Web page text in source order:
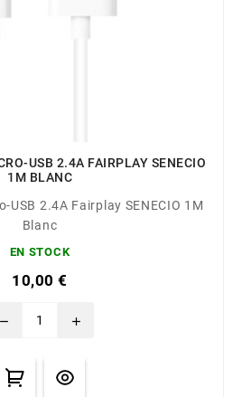
USB 2.4A FAIRPLAY SENECIO
1M BLANC
USB 2.4A Fairplay SENECIO 1M
Blanc
EN STOCK
10,00 €
remove add